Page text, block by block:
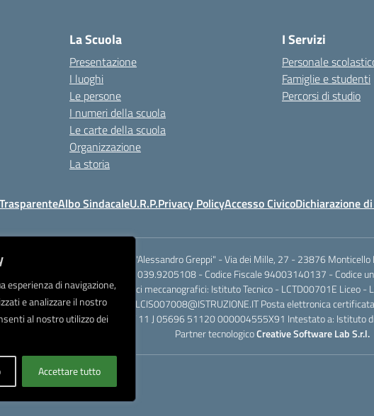
esperienza di navigazione,
e analizzare il nostro
al nostro utilizzo dei
Accettare tutto
La Scuola
Presentazione
I luoghi
Le persone
I numeri della scuola
Le carte della scuola
Organizzazione
La storia
I Servizi
Personale
Famiglie e studenti
Percorsi di studio
Albo SindacaleU.R.P.Privacy PolicyAccesso CivicoDichiarazione
I.I.S.S. "Alessandro Greppi" - Via dei Mille, 27 - 23876
Tel 039.9205701 / 039.9205108 - Codice Fiscale 94003140137 - Codice
Codici meccanografici: Istituto Tecnico - LCTD00701E Liceo -
Posta elettronica ordinaria: LCIS007008@ISTRUZIONE.IT Posta elettronica
Banca Popolare di Sondrio IT 11 J 05696 51120 000004555X91 Intestato a: Istituto
Partner tecnologicoCreative Software Lab S.r.l.